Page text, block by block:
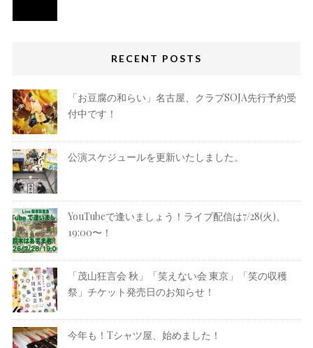
RECENT POSTS
「お豆腐の和らい」名古屋、クラブSOJA先行予約受
付中です！
公演スケジュールを更新いたしました。
YouTubeで逢いましょう！ライブ配信は7/28(火)、
19:00〜！
「茂山狂言会 秋」「笑えない会 東京」「笑の収穫
祭」チケット発売日のお知らせ！
今年も！Tシャツ屋、始めました！